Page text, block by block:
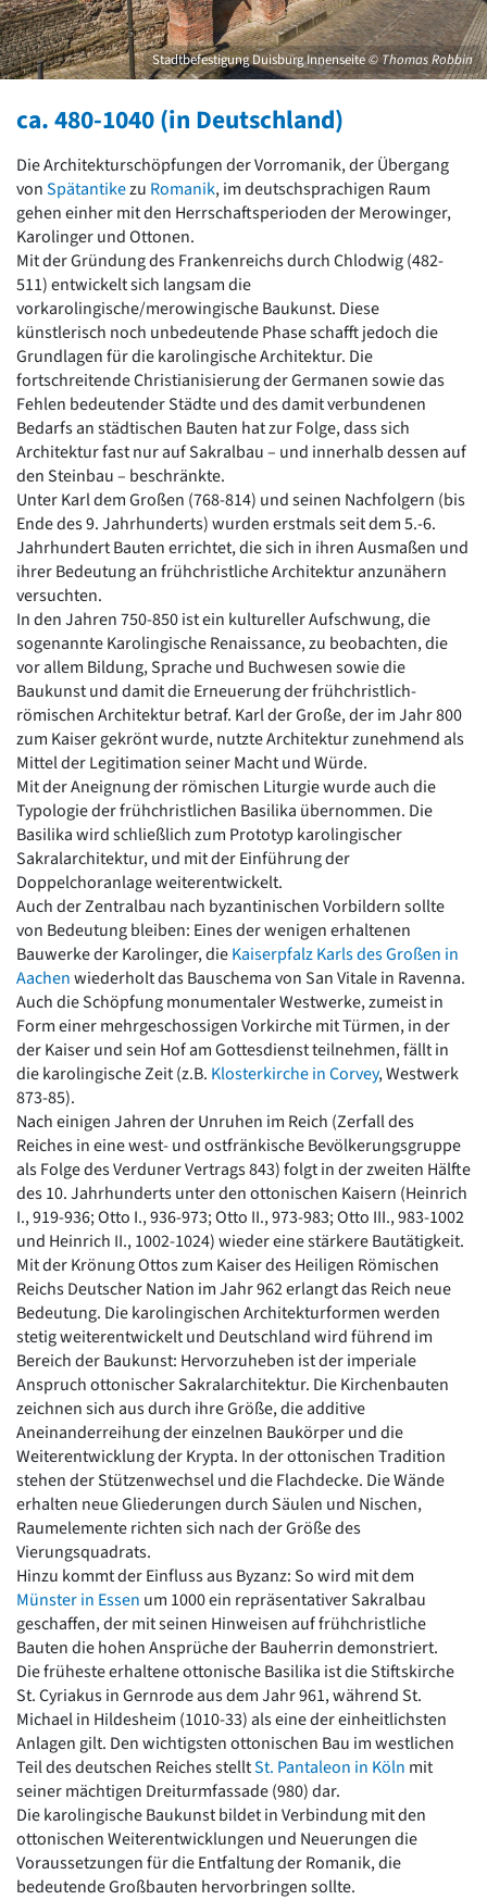
David Chipperfield
Harald Deilmann
Gottfried Böhm
Schneider von Esleben
Auszeichnung vorbildlicher Bauten NRW 2020
Big Beautiful Buildings (Großbauten der Nachkriegszeit)
Epochen
Gesamtübersicht...
Gegenwart
Postmoderne
1950er-70er Jahre
Moderne
Reformarchitektur
Jugendstil
Historismus
Klassizismus
Barock
Renaissance
Gotik
Romanik
Vorromanik
Römische Antike
Über uns
Über baukunst-nrw
Fachbeirat
Freunde & Förderer
Kontakt
Impressum
Datenschutz
Suchbegriff eingeben
Stadtbefestigung Duisburg Innenseite© Thomas Robbin
ca. 480-1040 (in Deutschland)
Die Architekturschöpfungen der Vorromanik, der Übergang
vonSpätantikezu Romanik, im deutschsprachigen Raum
gehen einher mit den Herrschaftsperioden der Merowinger,
Karolinger und Ottonen.
Mit der Gründung des Frankenreichs durch Chlodwig (482-
511) entwickelt sich langsam die
vorkarolingische/merowingische Baukunst. Diese
künstlerisch noch unbedeutende Phase schafft jedoch die
Grundlagen für die karolingische Architektur. Die
fortschreitende Christianisierung der Germanen sowie das
Fehlen bedeutender Städte und des damit verbundenen
Bedarfs an städtischen Bauten hat zur Folge, dass sich
Architektur fast nur auf Sakralbau – und innerhalb dessen auf
den Steinbau – beschränkte.
Unter Karl dem Großen (768-814) und seinen Nachfolgern (bis
Ende des 9. Jahrhunderts) wurden erstmals seit dem 5.-6.
Jahrhundert Bauten errichtet, die sich in ihren Ausmaßen und
ihrer Bedeutung an frühchristliche Architektur anzunähern
versuchten.
In den Jahren 750-850 ist ein kultureller Aufschwung, die
sogenannte Karolingische Renaissance, zu beobachten, die
vor allem Bildung, Sprache und Buchwesen sowie die
Baukunst und damit die Erneuerung der frühchristlich-
römischen Architektur betraf. Karl der Große, der im Jahr 800
zum Kaiser gekrönt wurde, nutzte Architektur zunehmend als
Mittel der Legitimation seiner Macht und Würde.
Mit der Aneignung der römischen Liturgie wurde auch die
Typologie der frühchristlichen Basilika übernommen. Die
Basilika wird schließlich zum Prototyp karolingischer
Sakralarchitektur, und mit der Einführung der
Doppelchoranlage weiterentwickelt.
Auch der Zentralbau nach byzantinischen Vorbildern sollte
von Bedeutung bleiben: Eines der wenigen erhaltenen
Bauwerke der Karolinger, dieKaiserpfalz Karls des Großen in
Aachenwiederholt das Bauschema von San Vitale in Ravenna.
Auch die Schöpfung monumentaler Westwerke, zumeist in
Form einer mehrgeschossigen Vorkirche mit Türmen, in der
der Kaiser und sein Hof am Gottesdienst teilnehmen, fällt in
die karolingische Zeit (z.B. Klosterkirche in Corvey, Westwerk
873-85).
Nach einigen Jahren der Unruhen im Reich (Zerfall des
Reiches in eine west- und ostfränkische Bevölkerungsgruppe
als Folge des Verduner Vertrags 843) folgt in der zweiten Hälfte
des 10. Jahrhunderts unter den ottonischen Kaisern (Heinrich
I., 919-936; Otto I., 936-973; Otto II., 973-983; Otto III., 983-1002
und Heinrich II., 1002-1024) wieder eine stärkere Bautätigkeit.
Mit der Krönung Ottos zum Kaiser des Heiligen Römischen
Reichs Deutscher Nation im Jahr 962 erlangt das Reich neue
Bedeutung. Die karolingischen Architekturformen werden
stetig weiterentwickelt und Deutschland wird führend im
Bereich der Baukunst: Hervorzuheben ist der imperiale
Anspruch ottonischer Sakralarchitektur. Die Kirchenbauten
zeichnen sich aus durch ihre Größe, die additive
Aneinanderreihung der einzelnen Baukörper und die
Weiterentwicklung der Krypta. In der ottonischen Tradition
stehen der Stützenwechsel und die Flachdecke. Die Wände
erhalten neue Gliederungen durch Säulen und Nischen,
Raumelemente richten sich nach der Größe des
Vierungsquadrats.
Hinzu kommt der Einfluss aus Byzanz: So wird mit dem
Münster in Essen um 1000 ein repräsentativer Sakralbau
geschaffen, der mit seinen Hinweisen auf frühchristliche
Bauten die hohen Ansprüche der Bauherrin demonstriert.
Die früheste erhaltene ottonische Basilika ist die Stiftskirche
St. Cyriakus in Gernrode aus dem Jahr 961, während St.
Michael in Hildesheim (1010-33) als eine der einheitlichsten
Anlagen gilt. Den wichtigsten ottonischen Bau im westlichen
Teil des deutschen Reiches stelltSt. Pantaleon in Köln mit
seiner mächtigen Dreiturmfassade (980) dar.
Die karolingische Baukunst bildet in Verbindung mit den
ottonischen Weiterentwicklungen und Neuerungen die
Voraussetzungen für die Entfaltung der Romanik, die
bedeutende Großbauten hervorbringen sollte.